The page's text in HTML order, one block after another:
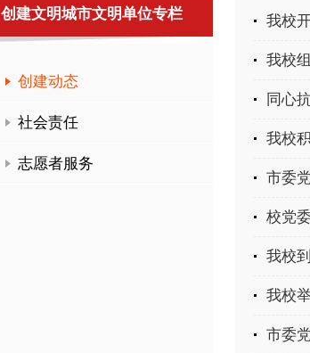
创建文明城市文明单位专栏
创建动态
社会责任
志愿者服务
我校
我校
我校
市委
校党
我校
我校
市委